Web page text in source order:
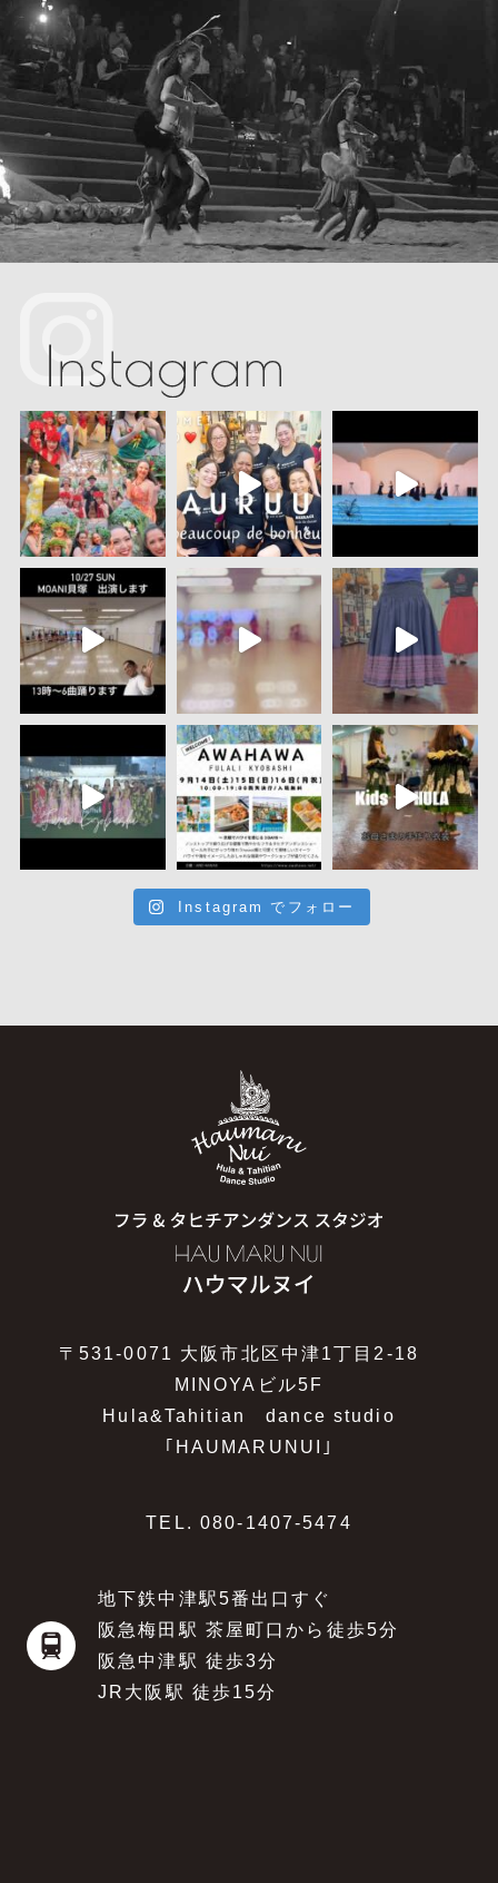
Instagram でフォロー
〒531-0071 大阪市北区中津1丁目2-18
MINOYAビル5F
Hula&Tahitian dance studio
｢HAUMARUNUI｣
TEL. 080-1407-5474
地下鉄中津駅5番出口すぐ
阪急梅田駅 茶屋町口から徒歩5分
阪急中津駅 徒歩3分
JR大阪駅 徒歩15分